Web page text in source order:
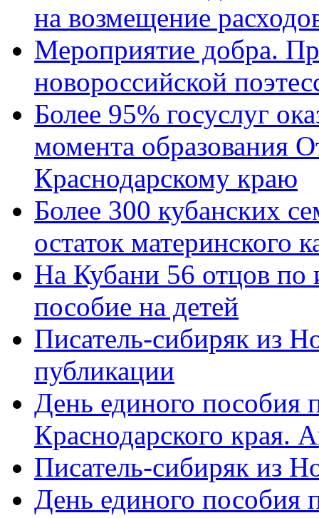
на возмещение
Мероприятие добра.
новороссийской
Более 95% госуслуг
момента образования
Краснодарскому краю
Более 300 кубанских
остаток материнского
На Кубани 56 отцов по
пособие на детей
Писатель-сибиряк из
публикации
День единого пособия
Краснодарского края.
Писатель-сибиряк из
День единого пособия